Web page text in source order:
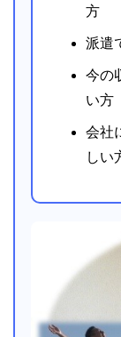
方
派遣
今の
い方
会社
しい